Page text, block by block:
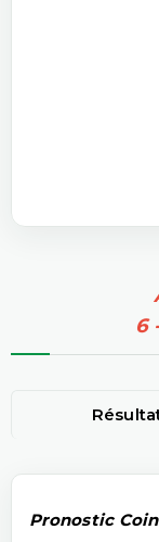
6
Pronostic